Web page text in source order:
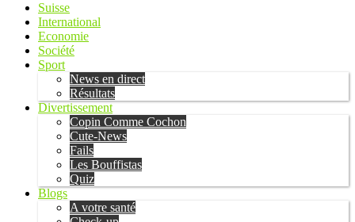
Suisse
International
Economie
Société
Sport
News en direct
Résultats
Divertissement
Copin Comme Cochon
Cute-News
Fails
Les Bouffistas
Quiz
Blogs
A votre santé